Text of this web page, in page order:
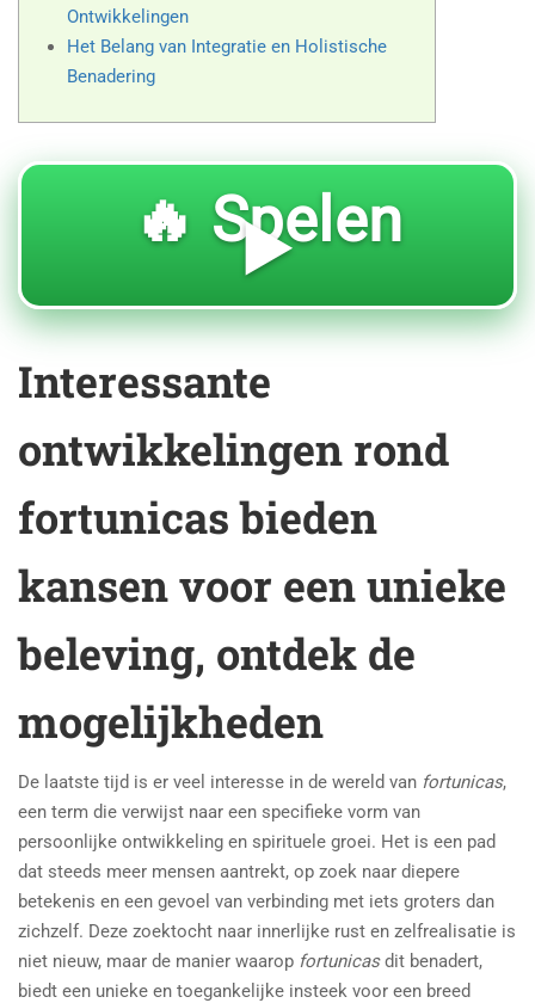
Ontwikkelingen
Het Belang van Integratie en Holistische
Benadering
🔥 Spelen
▶️
Interessante
ontwikkelingen rond
fortunicas bieden
kansen voor een unieke
beleving, ontdek de
mogelijkheden
De laatste tijd is er veel interesse in de wereld van fortunicas,
een term die verwijst naar een specifieke vorm van
persoonlijke ontwikkeling en spirituele groei. Het is een pad
dat steeds meer mensen aantrekt, op zoek naar diepere
betekenis en een gevoel van verbinding met iets groters dan
zichzelf. Deze zoektocht naar innerlijke rust en zelfrealisatie is
niet nieuw, maar de manier waarop fortunicasdit benadert,
biedt een unieke en toegankelijke insteek voor een breed